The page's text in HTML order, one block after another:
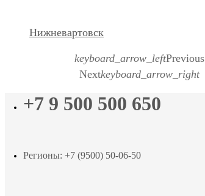
Нижневартовск
keyboard_arrow_leftPrevious
Nextkeyboard_arrow_right
+7 9 500 500 650
Регионы: +7 (9500) 50-06-50